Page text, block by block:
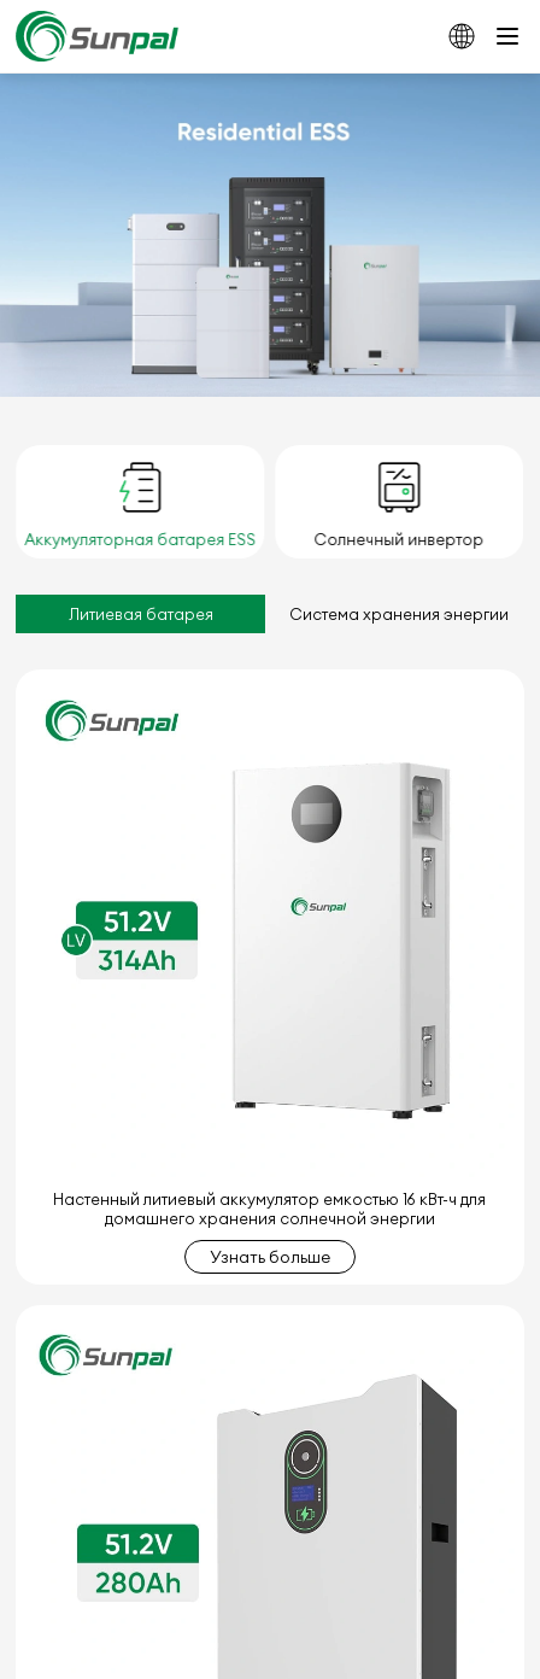
Аккумуляторная батарея ESS Солнечный инвертор
Литиевая батарея Система хранения энергии
Настенный литиевый аккумулятор емкостью 16 кВт-ч для
домашнего хранения солнечной энергии
Узнать больше